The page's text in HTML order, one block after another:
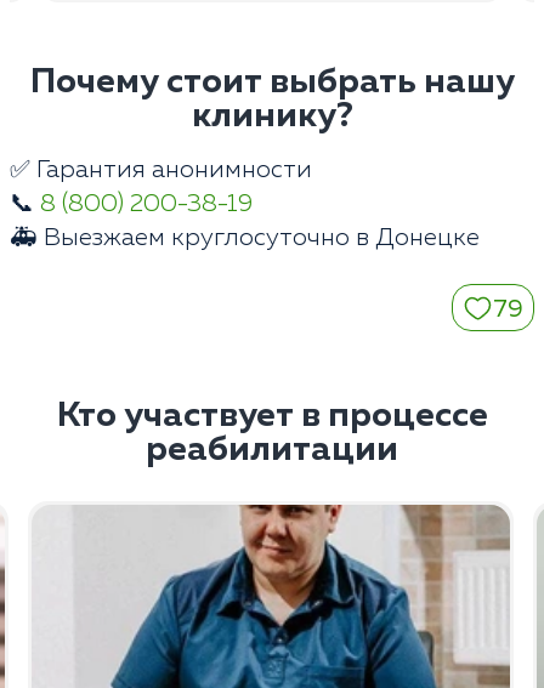
Почему стоит выбрать нашу
клинику?
✅ Гарантия анонимности
📞 8 (800) 200-38-19
🚑 Выезжаем круглосуточно в Донецке
79
Кто участвует в процессе
реабилитации